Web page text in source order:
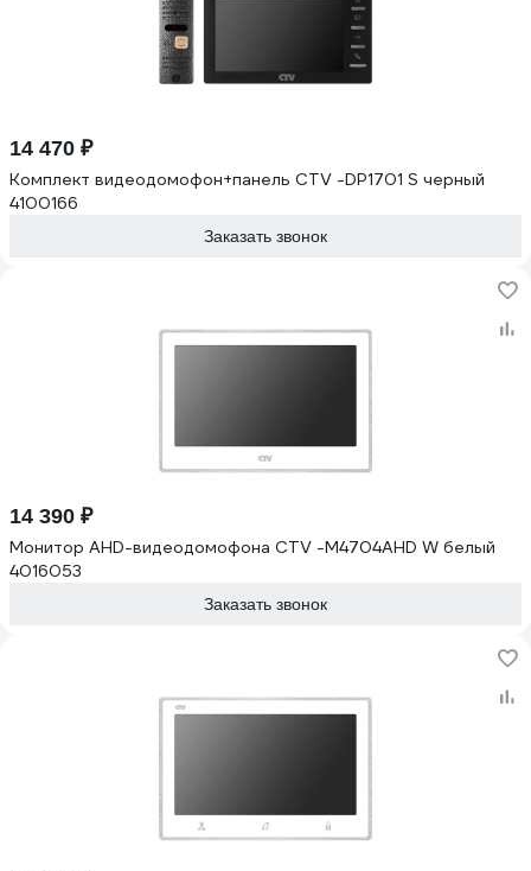
14 470 ₽
Комплект видеодомофон+панель CTV -DP1701 S черный
4100166
Заказать звонок
14 390 ₽
Монитор AHD-видеодомофона CTV -M4704AHD W белый
4016053
Заказать звонок